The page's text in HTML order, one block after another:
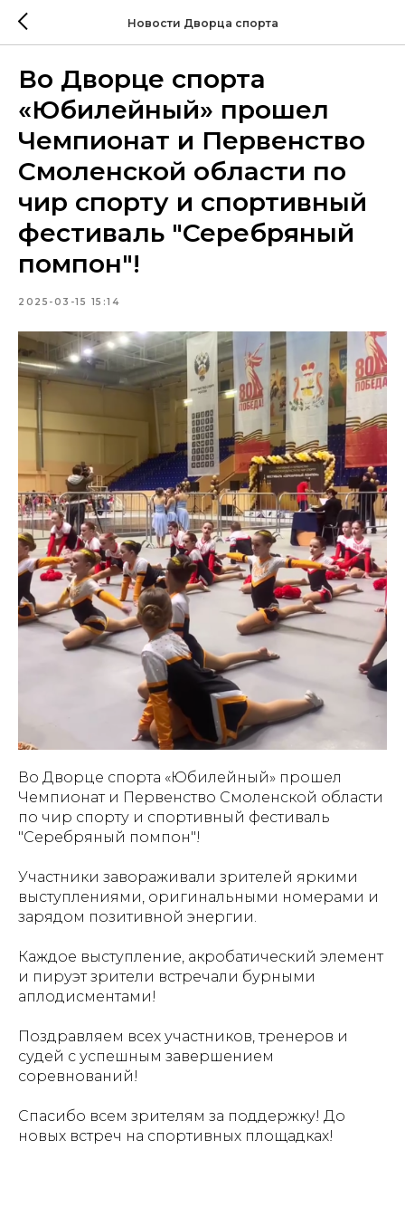
Новости Дворца спорта
Во Дворце спорта
«Юбилейный» прошел
Чемпионат и Первенство
Смоленской области по
чир спорту и спортивный
фестиваль "Серебряный
помпон"!
2025-03-15 15:14
Во Дворце спорта «Юбилейный» прошел
Чемпионат и Первенство Смоленской области
по чир спорту и спортивный фестиваль
"Серебряный помпон"!
Участники завораживали зрителей яркими
выступлениями, оригинальными номерами и
зарядом позитивной энергии.
Каждое выступление, акробатический элемент
и пируэт зрители встречали бурными
аплодисментами!
Поздравляем всех участников, тренеров и
судей с успешным завершением
соревнований!
Спасибо всем зрителям за поддержку! До
новых встреч на спортивных площадках!